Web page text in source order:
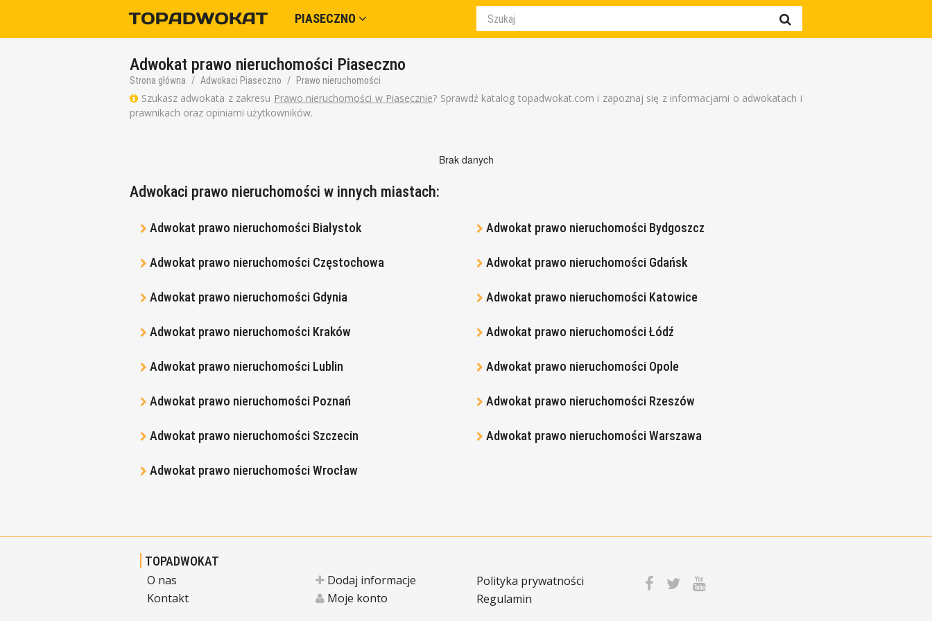
PIASECZNO
Adwokat prawo nieruchomości Piaseczno
Strona główna Adwokaci Piaseczno Prawo nieruchomości
Szukasz adwokata z zakresu Prawo nieruchomości w Piasecznie? Sprawdź katalog topadwokat.com i zapoznaj się z informacjami o adwokatach i
prawnikach oraz opiniami użytkowników.
Brak danych
Adwokaci prawo nieruchomości w innych miastach:
Adwokat prawo nieruchomości Białystok Adwokat prawo nieruchomości Bydgoszcz
Adwokat prawo nieruchomości Częstochowa Adwokat prawo nieruchomości Gdańsk
Adwokat prawo nieruchomości Gdynia Adwokat prawo nieruchomości Katowice
Adwokat prawo nieruchomości Kraków Adwokat prawo nieruchomości Łódź
Adwokat prawo nieruchomości Lublin Adwokat prawo nieruchomości Opole
Adwokat prawo nieruchomości Poznań Adwokat prawo nieruchomości Rzeszów
Adwokat prawo nieruchomości Szczecin Adwokat prawo nieruchomości Warszawa
Adwokat prawo nieruchomości Wrocław
TOPADWOKAT
O nas
Kontakt
Dodaj informacje
Moje konto
Polityka prywatności
Regulamin